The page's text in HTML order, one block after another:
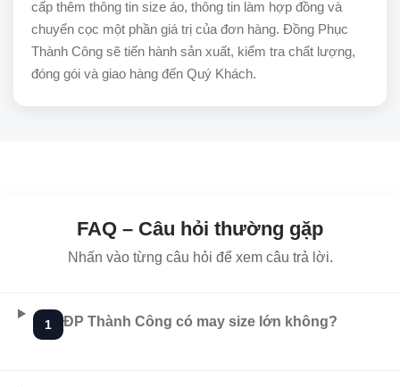
cấp thêm thông tin size áo, thông tin làm hợp đồng và
chuyển cọc một phần giá trị của đơn hàng. Đồng Phục
Thành Công sẽ tiến hành sản xuất, kiểm tra chất lượng,
đóng gói và giao hàng đến Quý Khách.
FAQ – Câu hỏi thường gặp
Nhấn vào từng câu hỏi để xem câu trả lời.
1 ĐP Thành Công có may size lớn không?